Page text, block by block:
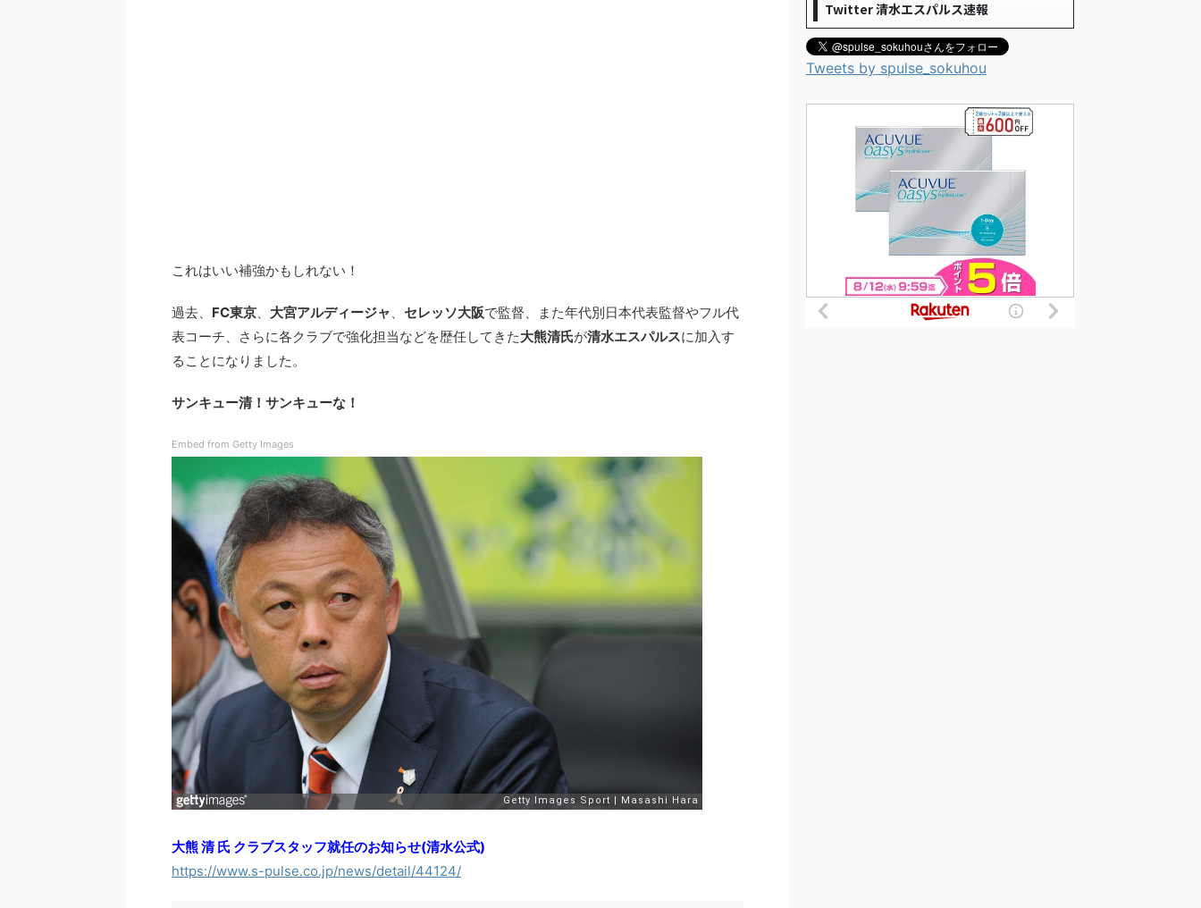
これはいい補強かもしれない！
過去、 FC東京、 大宮アルディージャ 、 セレッソ大阪で監督、また年代別日本代表監督やフル代
表コーチ、さらに各クラブで強化担当などを歴任してきた大熊清氏が清水エスパルスに加入す
ることになりました。
サンキュー清！サンキューな！
Embed from Getty Images
大熊 清 氏 クラブスタッフ就任のお知らせ(清水公式)
https://www.s-pulse.co.jp/news/detail/44124/
Twitter 清水エスパルス速報
Tweets by spulse_sokuhou